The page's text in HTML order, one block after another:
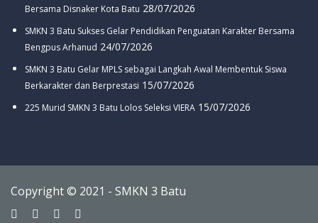
Bersama Disnaker Kota Batu 28/07/2026
SMKN 3 Batu Sukses Gelar Pendidikan Penguatan Karakter Bersama
Bengpus Arhanud 24/07/2026
SMKN 3 Batu Gelar MPLS sebagai Langkah Awal Membentuk Siswa
Berkarakter dan Berprestasi 15/07/2026
225 Murid SMKN 3 Batu Lolos Seleksi VIERA 15/07/2026
Copyright © 2021 - SMKN 3 Batu